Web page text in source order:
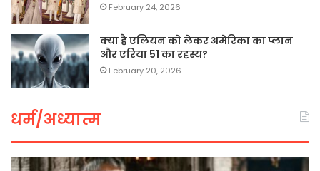
February 24, 2026
क्या है एलियन को लेकर अमेरिका का प्लान
और एरिया 51 का रहस्य?
February 20, 2026
धर्म/अध्यात्म